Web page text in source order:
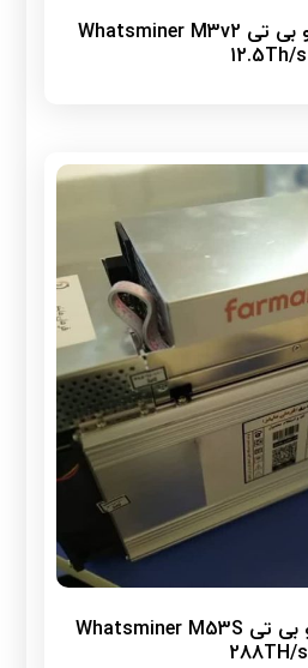
دستگاه ماینر میکرو بی تی Whatsminer M3v2
12.5Th/s
دستگاه ماینر میکرو بی تی Whatsminer M53S
288TH/s